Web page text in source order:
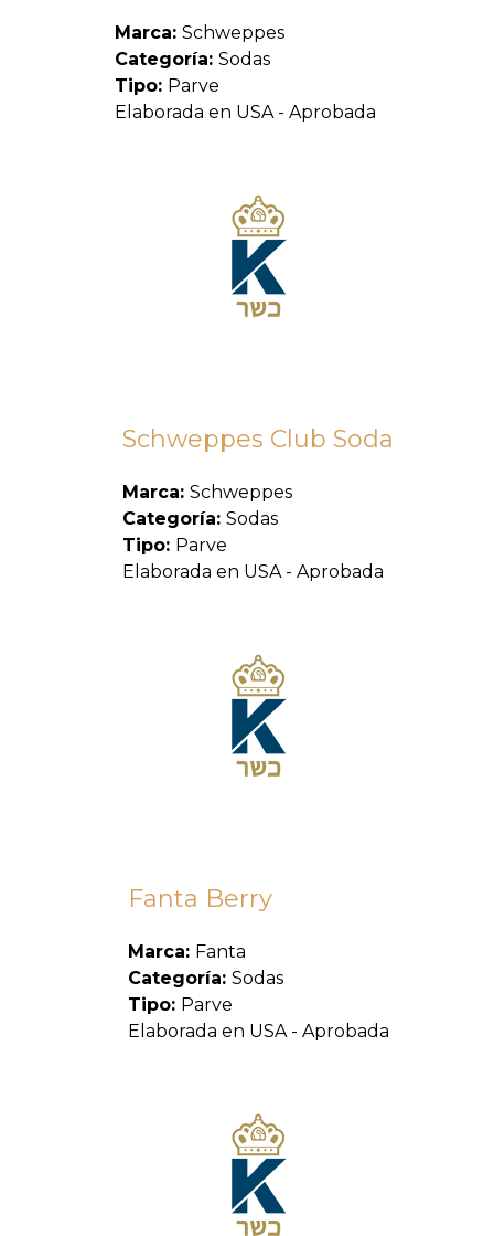
Marca: Schweppes
Categoría: Sodas
Tipo: Parve
Elaborada en USA - Aprobada
Schweppes Club Soda
Marca: Schweppes
Categoría: Sodas
Tipo: Parve
Elaborada en USA - Aprobada
Fanta Berry
Marca: Fanta
Categoría: Sodas
Tipo: Parve
Elaborada en USA - Aprobada